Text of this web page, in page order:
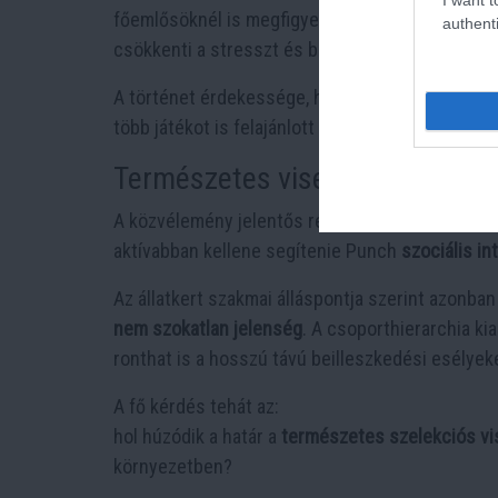
főemlősöknél is megfigyelhető. Az anyától
csökkenti a stresszt és biztonságérzetet ad.
A történet érdekessége, hogy a plüssjáték is
több játékot is felajánlott az állatkertnek, ami
Természetes viselkedés vagy
A közvélemény jelentős része a videót látva
aktívabban kellene segítenie Punch szociális
Az állatkert szakmai álláspontja szerint
nem szokatlan jelenség . A csoporthierarchia
ronthat is a hosszú távú beilleszkedési
A fő kérdés tehát az:
hol húzódik a határ a természetes szelekciós
környezetben?